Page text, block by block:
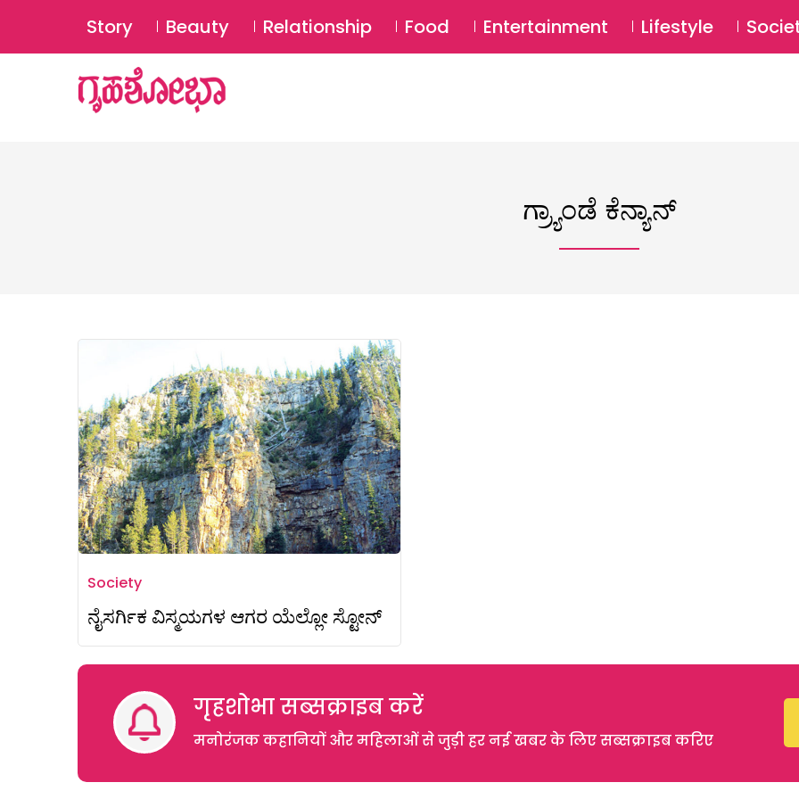
Story Beauty Relationship Food Entertainment Lifestyle
ಗ್ರ್ಯಾಂಡೆ ಕೆನ್ಯಾನ್
Society
ನೈಸರ್ಗಿಕ ವಿಸ್ಮಯಗಳ ಆಗರ ಯೆಲ್ಲೋ ಸ್ಟೋನ್
गृहशोभा सब्सक्राइब करें
मनोरंजक कहानियों और महिलाओं से जुड़ी हर नई खबर के लिए सब्सक्राइब करिए